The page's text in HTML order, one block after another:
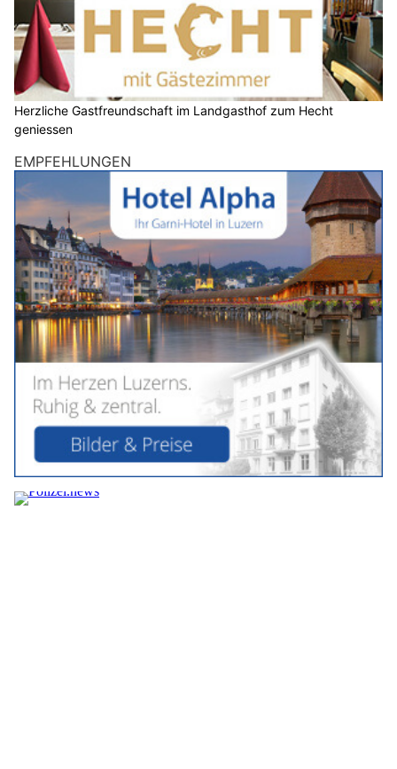
Herzliche Gastfreundschaft im Landgasthof zum Hecht
geniessen
EMPFEHLUNGEN